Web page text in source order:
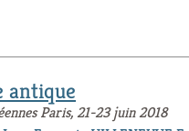
antique
Paris, 21-23 juin 2018